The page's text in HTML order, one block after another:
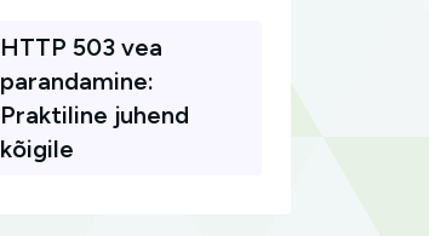
HTTP 503 vea
parandamine:
Praktiline juhend
kõigile